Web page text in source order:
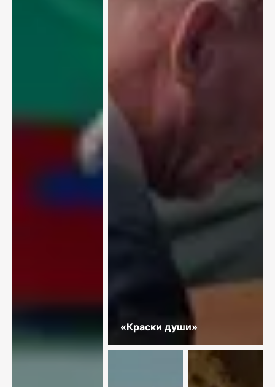
«Краски души»